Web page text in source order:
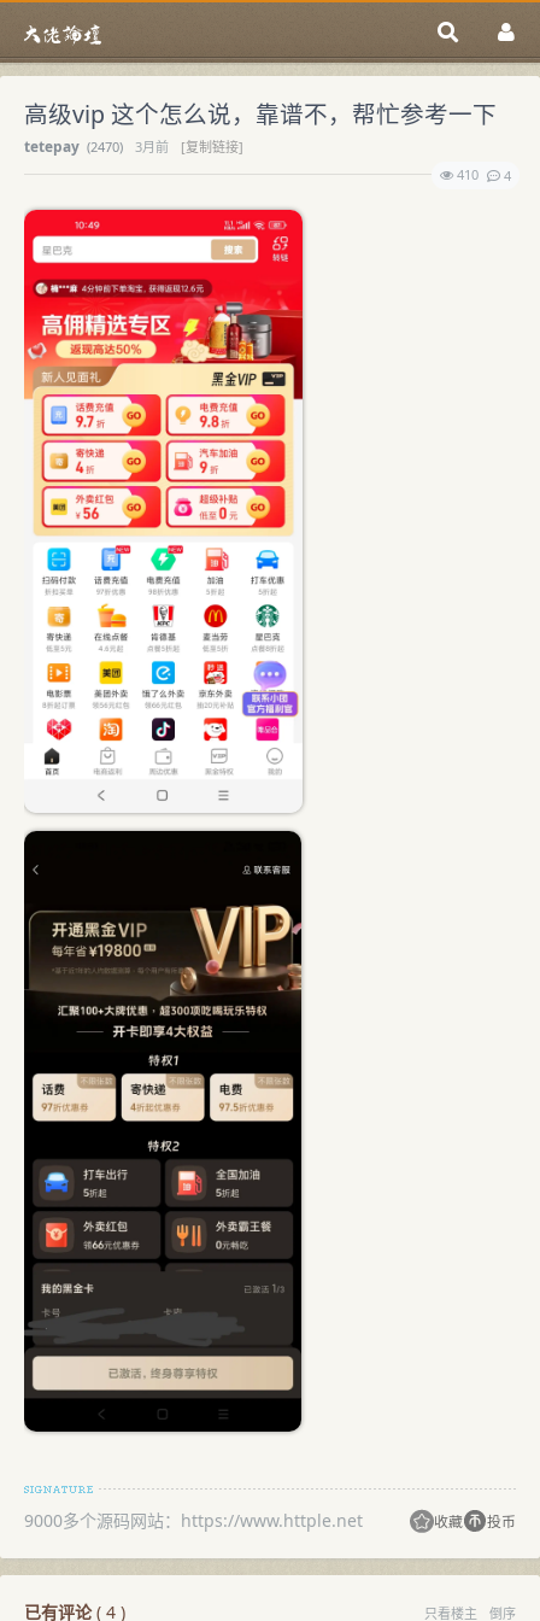
高级vip 这个怎么说，靠谱不，帮忙参考一下
tetepay (2470) 3月前
[复制链接]
410
4
9000多个源码网站：https://www.httple.net 收藏 投币
已有评论( 4 ) 只看楼主 倒序